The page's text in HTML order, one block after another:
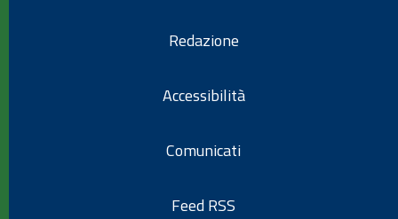
Redazione
Accessibilità
Comunicati
Feed RSS